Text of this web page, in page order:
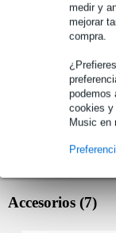
medir y
mejorar
compra.
podemos
cookies y
Music en
Accesorios (7)